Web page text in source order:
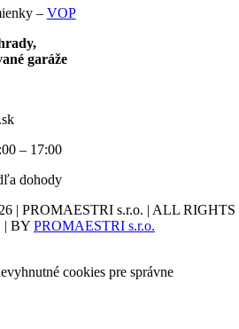
– VOP
garáže
– 17:00
dohody
| PROMAESTRI s.r.o. | ALL RIGHTS
| BY PROMAESTRI s.r.o.
cookies pre správne